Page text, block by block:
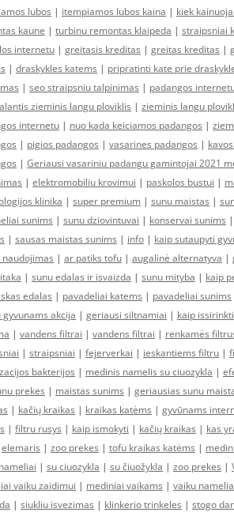
lubos | itempiamos lubos kaina | kiek
kaune | turbinu remontas klaipeda | straipsniai
internetu | greitasis kreditas | greitas kreditas |
| draskykles katems | pripratinti kate prie
| seo straipsniu talpinimas | padangos
zieminis langu ploviklis | zieminis langu
internetu | nuo kada keiciamos padangos |
| pigios padangos | vasarines padangos |
| Geriausi vasariniu padangu gamintojai 2021
| elektromobiliu krovimui | paskolos bustui |
klinika | super premium | sunu maistas |
sunims | sunu dziovintuvai | konservai sunims |
| sausas maistas sunims | info | kaip sutaupyti
naudojimas | ar patiks tofu | augalinė alternatyva |
| sunu edalas ir isvaizda | sunu mityba | kaip
edalas | pavadeliai katems | pavadeliai sunims
gyvunams akcija | geriausi siltnamiai | kaip issirinkti
| vandens filtrai | vandens filtrai | renkamės
| straipsniai | fejerverkai | ieskantiems filtru |
bakterijos | medinis namelis su ciuozykla |
prekes | maistas sunims | geriausias sunu
| kačių kraikas | kraikas katėms | gyvūnams
| filtru rusys | kaip ismokyti | kačių kraikas | kas
elemaris | zoo prekes | tofu kraikas katėms |
| su ciuozykla | su čiuožykla | zoo prekes |
vaiku zaidimui | mediniai vaikams | vaiku
| siukliu isvezimas | klinkerio trinkeles | stogo